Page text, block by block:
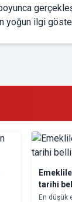
yoğun ilgi
tarihi
En düşük